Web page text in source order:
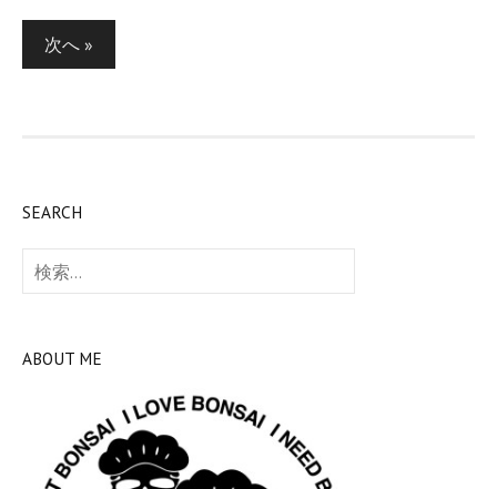
投
稿
送
次へ »
SEARCH
検
索:
ABOUT ME